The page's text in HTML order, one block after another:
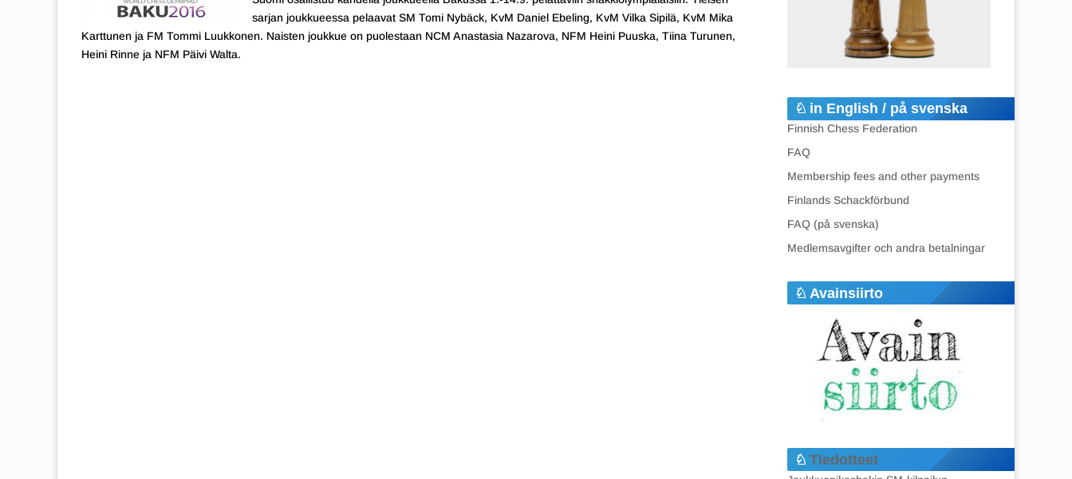
sarjan joukkueessa pelaavat SM Tomi Nybäck, KvM Daniel Ebeling, KvM Vilka Sipilä, KvM Mika
Karttunen ja FM Tommi Luukkonen. Naisten joukkue on puolestaan NCM Anastasia Nazarova, NFM Heini Puuska, Tiina Turunen,
Heini Rinne ja NFM Päivi Walta.
in English / på svenska
Finnish Chess Federation
FAQ
Membership fees and other payments
Finlands Schackförbund
FAQ (på svenska)
Medlemsavgifter och andra betalningar
Avainsiirto
Tiedotteet